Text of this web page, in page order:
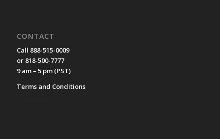
CONTACT
Call 888-515-0009
or 818-500-7777
9 am – 5 pm (PST)
Terms and Conditions